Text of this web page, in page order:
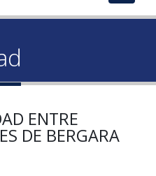
ENTRE
DE BERGARA